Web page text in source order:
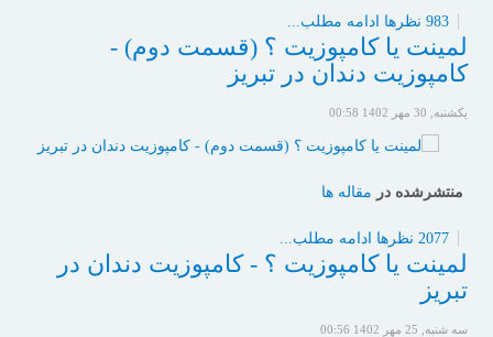
983 نظرها ادامه مطلب...
لمینت یا کامپوزیت ؟ (قسمت دوم) -
کامپوزیت دندان در تبریز
یکشنبه, 30 مهر 1402 00:58
منتشرشده در مقاله ها
2077 نظرها ادامه مطلب...
لمینت یا کامپوزیت ؟ - کامپوزیت دندان در
تبریز
سه شنبه, 25 مهر 1402 00:56